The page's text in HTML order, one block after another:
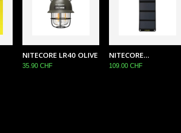
NITECORE LR40 OLIVE
35.90 CHF
NITECORE...
109.00 CHF